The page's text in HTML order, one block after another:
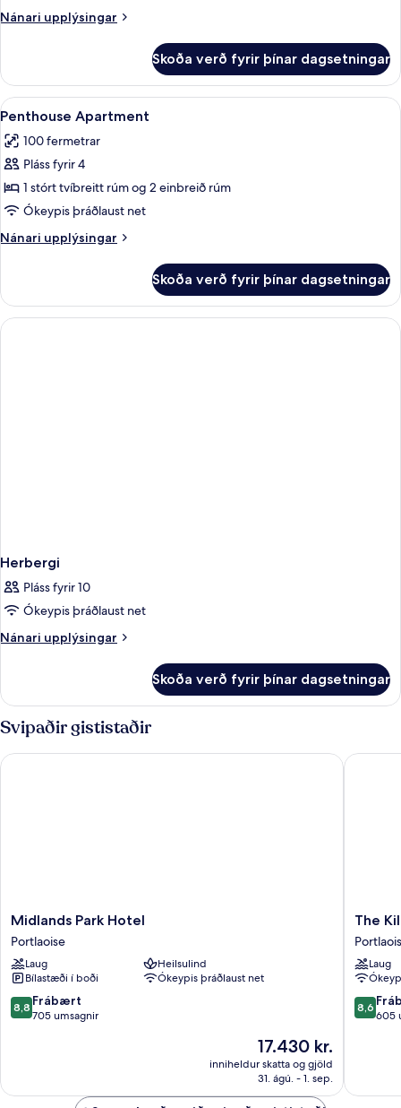
Nánari upplýsingar
Nánari
Skoða verð fyrir þínar dagsetningar
Skoða
allar
myndir
fyrir
Penthouse
Apartment
Rúmföt af bestu gerð, dúnsængur,
5
Penthouse Apartment
100 fermetrar
Pláss fyrir 4
1 stórt tvíbreitt rúm og 2 einbreið rúm
Ókeypis þráðlaust net
Nánari upplýsingar
Nánari
Apartment
Skoða verð fyrir þínar dagsetningar
Herbergi
Pláss fyrir 10
Ókeypis þráðlaust net
Nánari upplýsingar
Nánari
Skoða verð fyrir þínar dagsetningar
Svipaðir gististaðir
Midlands
Park
Hotel
Portlaoise
Midlands Park Hotel
Portlaoise
Laug
Heilsulind
Bílastæði í boði
Ókeypis þráðlaust net
8.8
af
8,8 Frábært
705 umsagnir
Verðið
er
17.430 kr.
17.430 kr.
inniheldur skatta og gjöld
31. ágú. - 1. sep.
Midlands Park Hotel
The
Killeshin
Hotel
The
Laug
8.6
af
8,6
605
The